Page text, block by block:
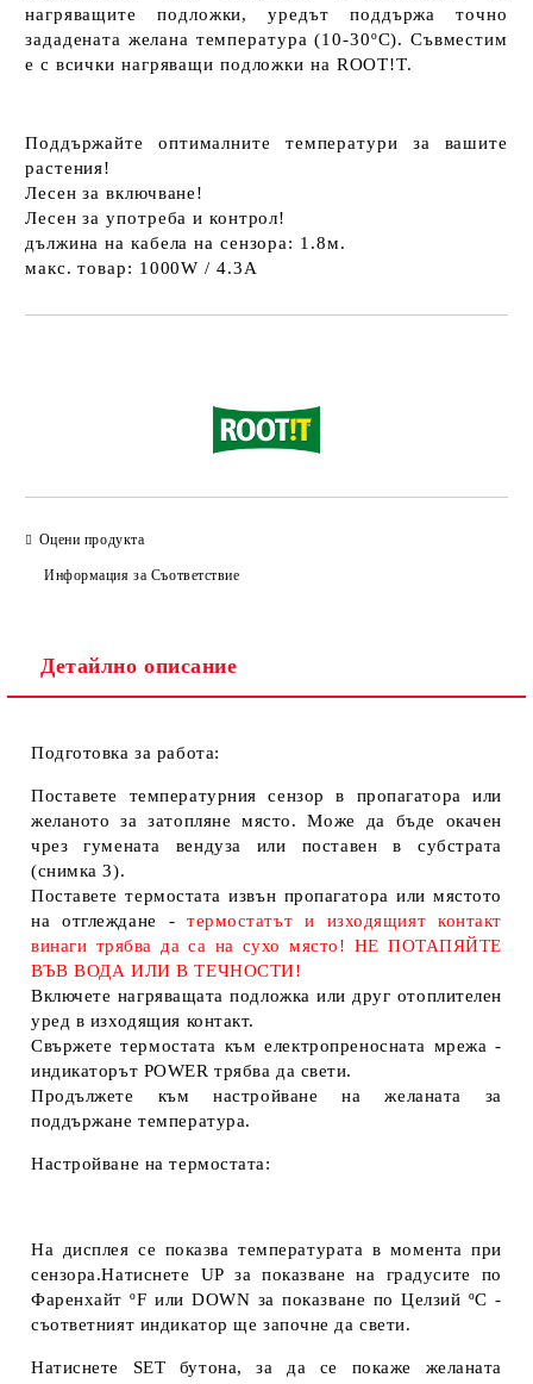
нагряващите подложки, уредът поддържа точно
зададената желана температура (10-30ºC). Съвместим
e с всички нагряващи подложки на ROOT!T.
Поддържайте оптималните температури за вашите
растения!
Лесен за включване!
Лесен за употреба и контрол!
дължина на кабела на сензора: 1.8м.
макс. товар: 1000W / 4.3A
Оцени продукта
Информация за Съответствие
Детайлно описание
Подготовка за работа:
Поставете температурния сензор в пропагатора или
желаното за затопляне място. Може да бъде окачен
чрез гумената вендуза или поставен в субстрата
(снимка 3).
Поставете термостата извън пропагатора или мястото
на отглеждане -термостатът и изходящият контакт
винаги трябва да са на сухо място! НЕ ПОТАПЯЙТЕ
ВЪВ ВОДА ИЛИ В ТЕЧНОСТИ!
Включете нагряващата подложка или друг отоплителен
уред в изходящия контакт.
Свържете термостата към електропреносната мрежа -
индикаторът POWER трябва да свети.
Продължете към настройване на желаната за
поддържане температура.
Настройване на термостата:
На дисплея се показва температурата в момента при
сензора.Натиснете UPза показване на градусите по
ФаренхайтºF илиDOWN за показване по Целзий ºC-
съответният индикатор ще започне да свети.
Натиснете SET бутона, за да се покаже желаната